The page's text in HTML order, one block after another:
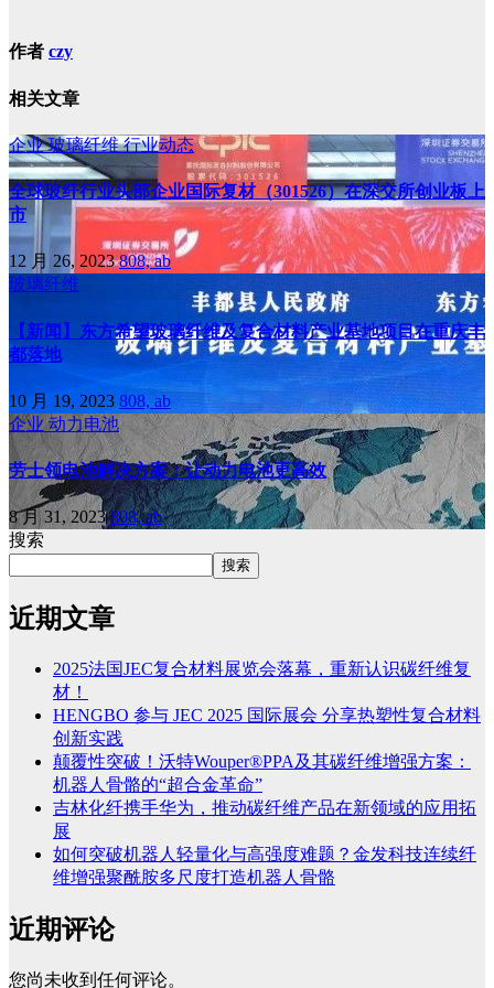
作者 czy
相关文章
企业玻璃纤维行业动态
全球玻纤行业头部企业国际复材（301526）在深交所创业板上
市
12 月 26, 2023808, ab
玻璃纤维
【新闻】东方希望玻璃纤维及复合材料产业基地项目在重庆丰
都落地
10 月 19, 2023 808, ab
企业 动力电池
劳士领电池解决方案：让动力电池更高效
8 月 31, 2023808, ab
搜索
搜索
近期文章
2025法国JEC复合材料展览会落幕，重新认识碳纤维复
材！
HENGBO 参与 JEC 2025 国际展会 分享热塑性复合材料
创新实践
颠覆性突破！沃特Wouper®PPA及其碳纤维增强方案：
机器人骨骼的“超合金革命”
吉林化纤携手华为，推动碳纤维产品在新领域的应用拓
展
如何突破机器人轻量化与高强度难题？金发科技连续纤
维增强聚酰胺多尺度打造机器人骨骼
近期评论
您尚未收到任何评论。